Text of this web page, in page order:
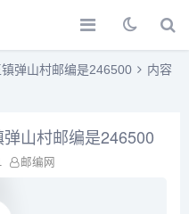
弹山村邮编是246500
内容
山村邮编是246500
邮编网